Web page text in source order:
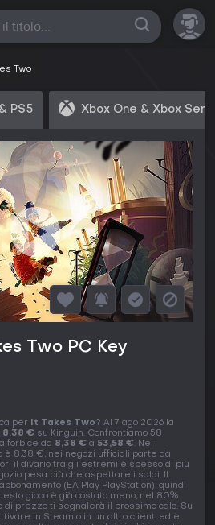
Two
PS5 Xbox One & Xbox
Two PC Key
per It Takes Two? Al 7 ago 2026 la
8,38 € su Kinguin. Confrontiamo 58
forbice da 8,38 € a 53,58 €. Nei
è 8,38 €, nei negozi ufficiali parte da
il divario tra gli estremi è spesso di più
pesa più che aspettare i saldi. Il
(EA Play PlayStation), quindi
gioco è già costato meno, nel 80%
di prezzo ti segnalerà il prossimo calo. Su
in Steam o in un altro client, ed è